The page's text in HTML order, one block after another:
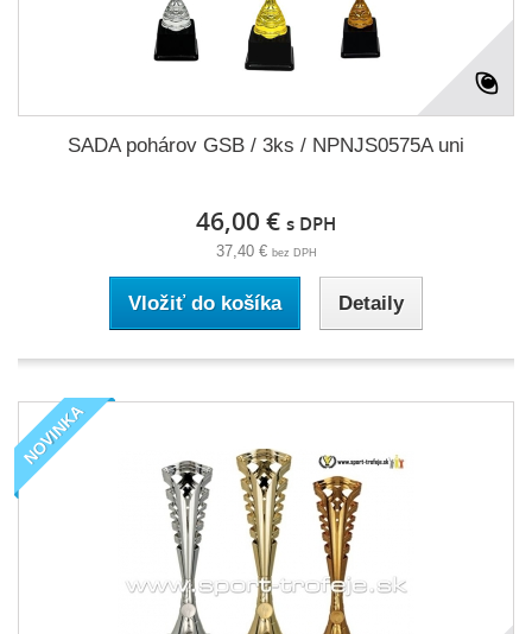
SADA pohárov GSB / 3ks / NPNJS0575A uni
46,00 € s DPH
37,40 € bez DPH
Vložiť do košíka Detaily
NOVINKA